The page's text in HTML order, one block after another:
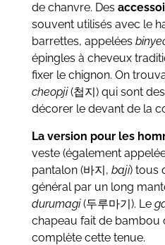
de chanvre. Des
souvent utilisés avec le
barrettes, appelées
épingles à cheveux
fixer le chignon. On
cheopji(첩지) qui sont
décorer le devant de la
La version pour les
veste (également
pantalon (바지, baji) tous
général par un long
durumagi(두루마기). Le
chapeau fait de bambou
complète cette tenue.